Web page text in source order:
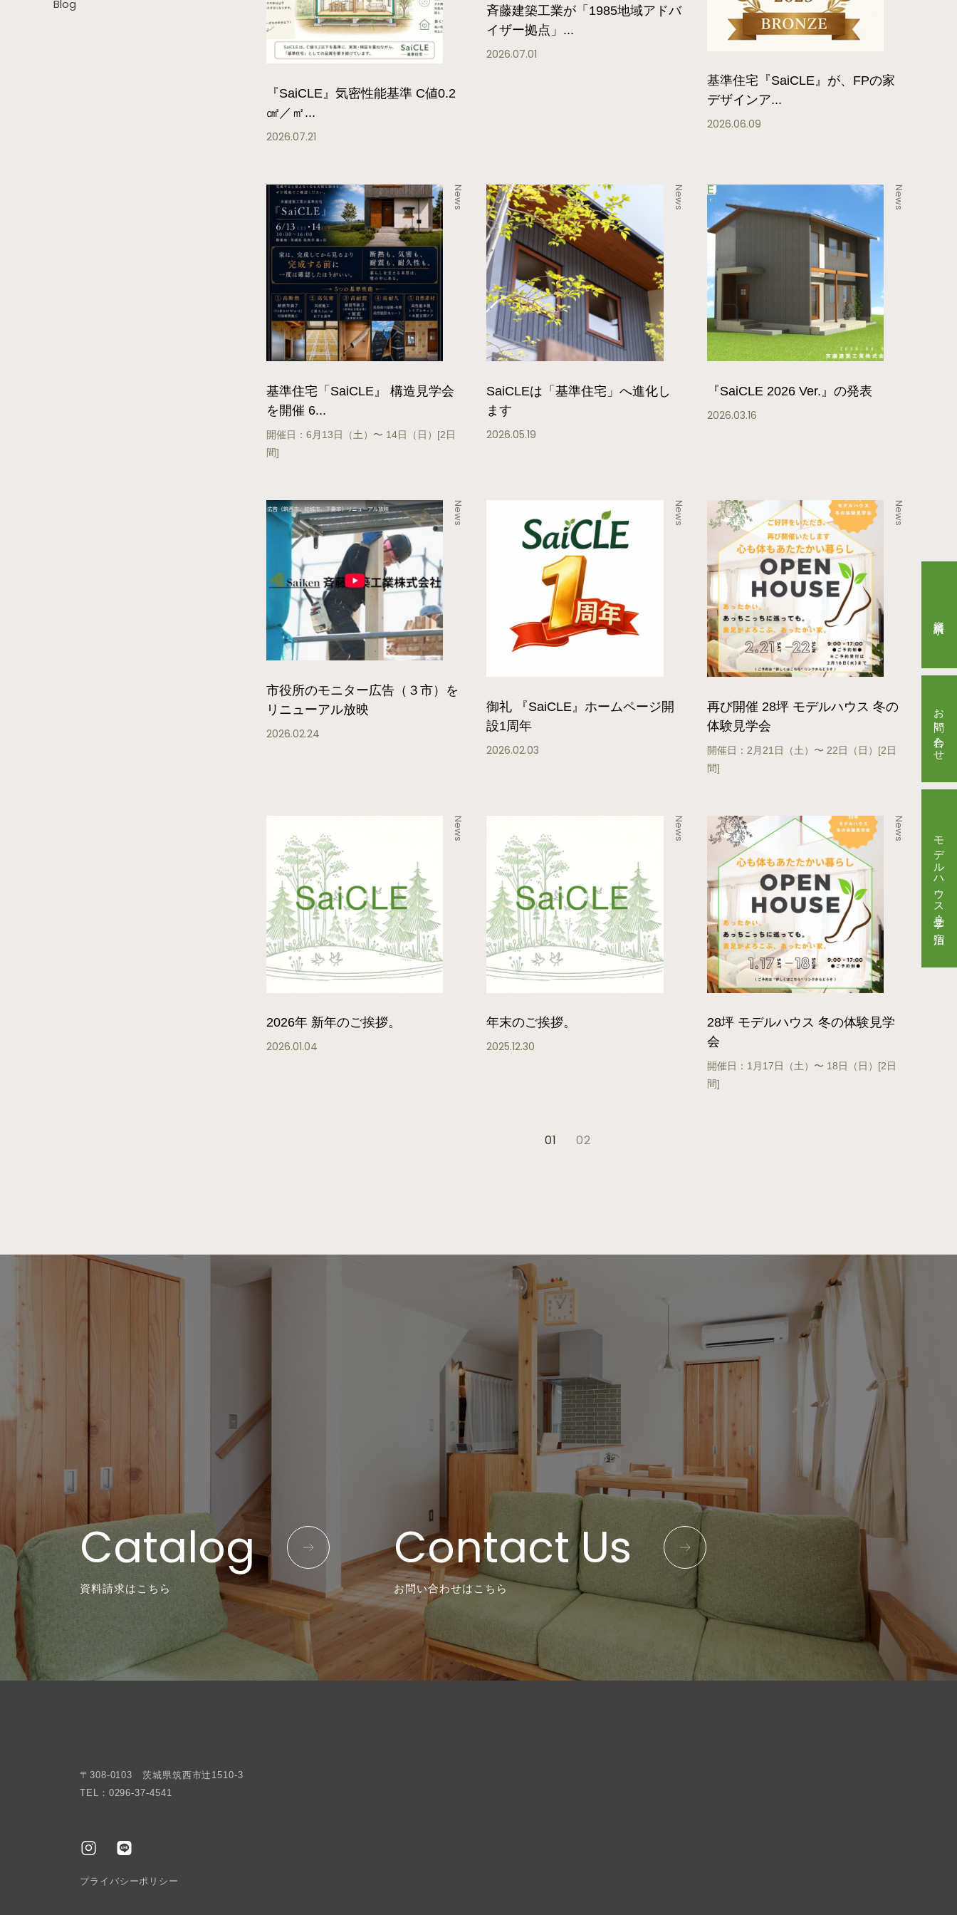
Blog
『SaiCLE』気密性能基準 C値0.2
㎠／㎡...
2026.07.21
斉藤建築工業が「1985地域アドバ
イザー拠点」...
2026.07.01
基準住宅『SaiCLE』が、FPの家
デザインア...
2026.06.09
News
基準住宅「SaiCLE』 構造見学会
を開催 6...
開催日：6月13日（土）〜 14日（日）[2日
間]
News
SaiCLEは「基準住宅」へ進化し
ます
2026.05.19
News
『SaiCLE 2026 Ver.』の発表
2026.03.16
News
市役所のモニター広告（３市）を
リニューアル放映
2026.02.24
News
御礼 『SaiCLE』ホームページ開
設1周年
2026.02.03
News
再び開催 28坪 モデルハウス 冬の
体験見学会
開催日：2月21日（土）〜 22日（日）[2日
間]
News
2026年 新年のご挨拶。
2026.01.04
News
年末のご挨拶。
2025.12.30
News
28坪 モデルハウス 冬の体験見学
会
開催日：1月17日（土）〜 18日（日）[2日
間]
01 02
Catalog
資料請求はこちら
Contact Us
お問い合わせはこちら
〒308-0103 茨城県筑西市辻1510-3
TEL：0296-37-4541
プライバシーポリシー
お問い合わせ
モデルハウス見学・ご宿泊